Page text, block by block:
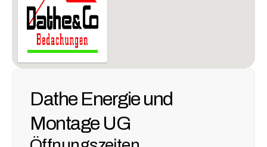
Dathe Energie und
Montage UG